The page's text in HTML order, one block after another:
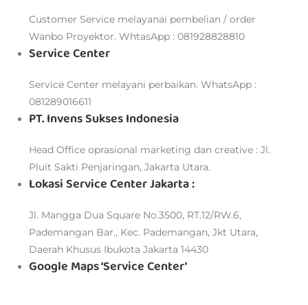
Customer Service melayanai pembelian / order
Wanbo Proyektor. WhtasApp : 081928828810
Service Center
Service Center melayani perbaikan. WhatsApp :
081289016611
PT. Invens Sukses Indonesia
Head Office oprasional marketing dan creative : Jl.
Pluit Sakti Penjaringan, Jakarta Utara.
Lokasi Service Center Jakarta :
Jl. Mangga Dua Square No.3500, RT.12/RW.6,
Pademangan Bar., Kec. Pademangan, Jkt Utara,
Daerah Khusus Ibukota Jakarta 14430
Google Maps ‘Service Center’